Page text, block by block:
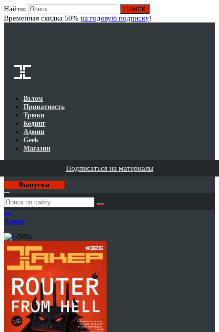
Найти:
Временная скидка 50% на годовую подписку!
Взлом
Приватность
Трюки
Кодинг
Админ
Geek
Магазин
Подписаться на материалы
Выпуски
Годовая
подписка
на
Хакер
-50%